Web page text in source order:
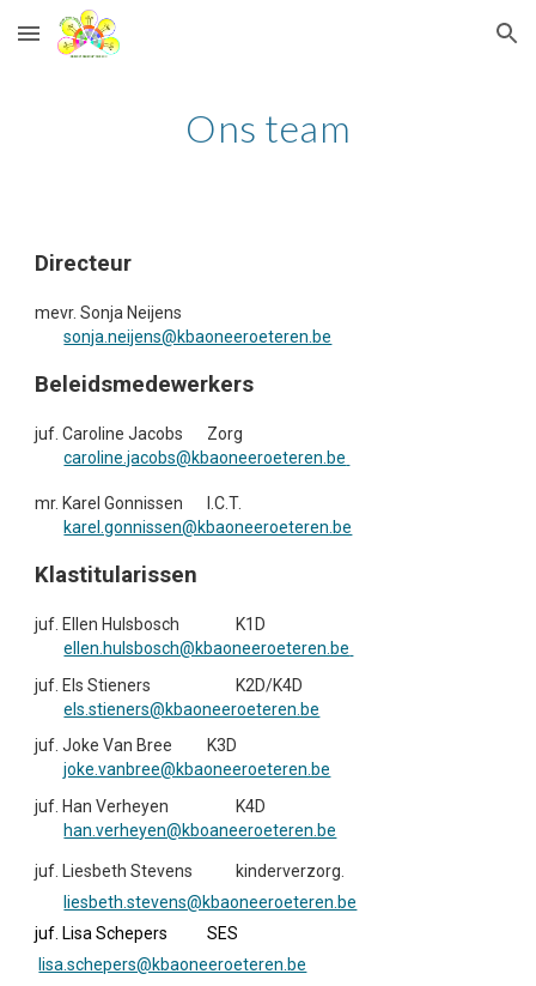
Skip to main content Skip to navigation
Ons team
Directeur
mevr. Sonja Neijens
sonja.neijens@kbaoneeroeteren.be
Beleidsmedewerkers
juf. Caroline Jacobs
Zorg
caroline.jacobs@kbaoneeroeteren.be
mr. Karel Gonnissen
I.C.T.
karel.gonnissen@kbaoneeroeteren.be
Klastitularissen
juf. Ellen Hulsbosch
K1D
ellen.hulsbosch@kbaoneeroeteren.be
juf. Els Stieners
K2D/K4D
els.stieners@kbaoneeroeteren.be
juf. Joke Van Bree
K3D
joke.vanbree@kbaoneeroeteren.be
juf. Han Verheyen
K4D
han.verheyen@kboaneeroeteren.be
juf. Liesbeth Stevens
kinderverzorg.
liesbeth.stevens@kbaoneeroeteren.be
juf. Lisa Schepers
SES
lisa.schepers@kbaoneeroeteren.be